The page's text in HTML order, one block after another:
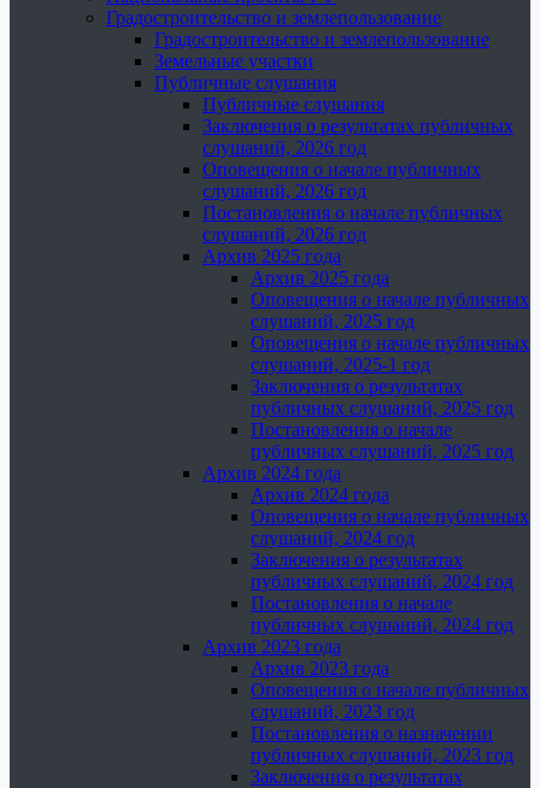
Градостроительство и землепользование
Градостроительство и землепользование
Земельные участки
Публичные слушания
Публичные слушания
Заключения о результатах публичных
слушаний, 2026 год
Оповещения о начале публичных
слушаний, 2026 год
Постановления о начале публичных
слушаний, 2026 год
Архив 2025 года
Архив 2025 года
Оповещения о начале публичных
слушаний, 2025 год
Оповещения о начале публичных
слушаний, 2025-1 год
Заключения о результатах
публичных слушаний, 2025 год
Постановления о начале
публичных слушаний, 2025 год
Архив 2024 года
Архив 2024 года
Оповещения о начале публичных
слушаний, 2024 год
Заключения о результатах
публичных слушаний, 2024 год
Постановления о начале
публичных слушаний, 2024 год
Архив 2023 года
Архив 2023 года
Оповещения о начале публичных
слушаний, 2023 год
Постановления о назначении
публичных слушаний, 2023 год
Заключения о результатах